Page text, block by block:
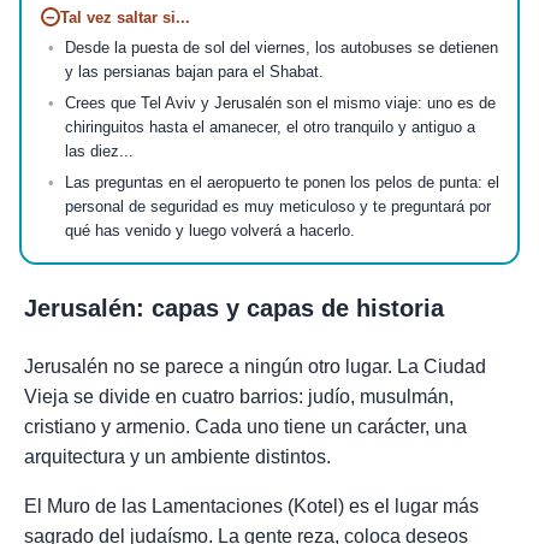
− Tal vez saltar si...
Desde la puesta de sol del viernes, los autobuses se detienen
y las persianas bajan para el Shabat.
Crees que Tel Aviv y Jerusalén son el mismo viaje: uno es de
chiringuitos hasta el amanecer, el otro tranquilo y antiguo a
las diez...
Las preguntas en el aeropuerto te ponen los pelos de punta: el
personal de seguridad es muy meticuloso y te preguntará por
qué has venido y luego volverá a hacerlo.
Jerusalén: capas y capas de historia
Jerusalén no se parece a ningún otro lugar. La Ciudad
Vieja se divide en cuatro barrios: judío, musulmán,
cristiano y armenio. Cada uno tiene un carácter, una
arquitectura y un ambiente distintos.
El Muro de las Lamentaciones (Kotel) es el lugar más
sagrado del judaísmo. La gente reza, coloca deseos